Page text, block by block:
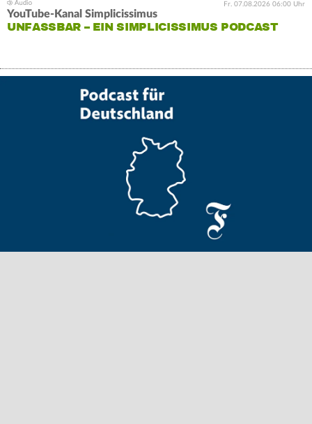
Fr. 07.08.2026 06:00 Uhr
YouTube-Kanal Simplicissimus
UNFASSBAR – EIN SIMPLICISSIMUS PODCAST